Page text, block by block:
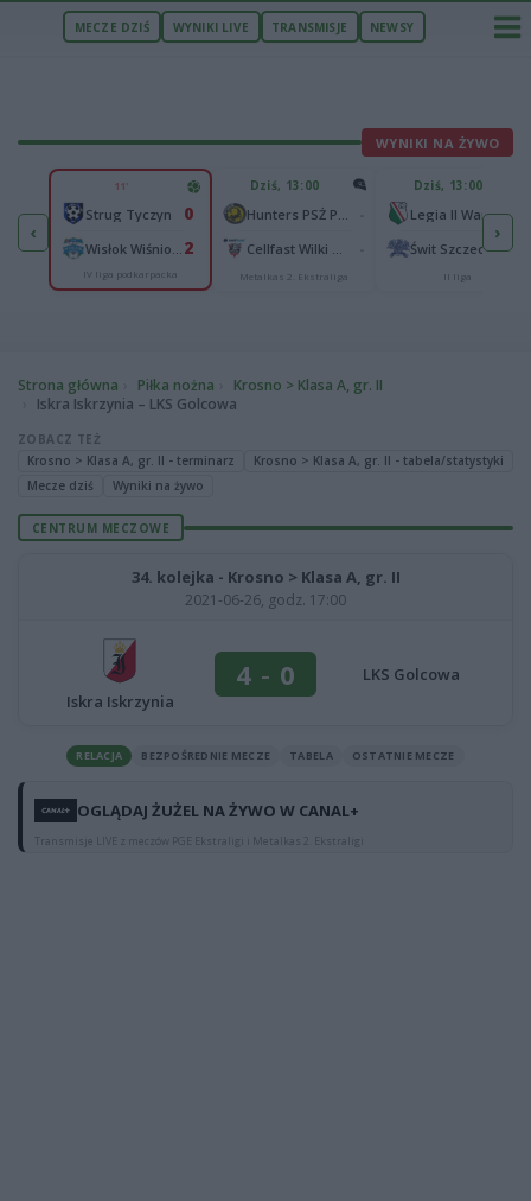
MECZE DZIŚ WYNIKI LIVE TRANSMISJE NEWSY
WYNIKI NA ŻYWO
‹
2
2
11'
Strug Tyczyn 0
2
IV liga podkarpacka
Dziś, 13:00
Metalkas 2. Ekstraliga
Dziś, 13:00
Legia II Warszawa
Świt Szczecin
II liga
›
Strona główna Piłka nożna
Krosno > Klasa A, gr. II
Iskra Iskrzynia – LKS Golcowa
ZOBACZ TEŻ
Krosno > Klasa A, gr. II - terminarz
Krosno > Klasa A, gr. II - tabela/statystyki
Mecze dziś
Wyniki na żywo
CENTRUM MECZOWE
34. kolejka - Krosno > Klasa A, gr. II
2021-06-26, godz. 17:00
Iskra Iskrzynia
4 - 0 LKS Golcowa
RELACJA BEZPOŚREDNIE MECZE TABELA OSTATNIE MECZE
OGLĄDAJ ŻUŻEL NA ŻYWO W CANAL+
Transmisje LIVE z meczów PGE Ekstraligi i Metalkas 2. Ekstraligi